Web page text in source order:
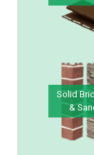
Solid
&